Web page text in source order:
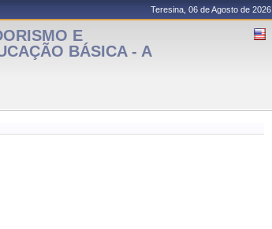
Teresina, 06 de Agosto de 2026
E
BÁSICA - A